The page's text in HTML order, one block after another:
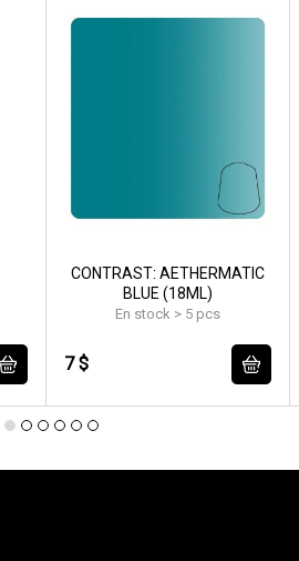
CONTRAST: AETHERMATIC
BLUE (18ML)
En stock > 5 pcs
7 $